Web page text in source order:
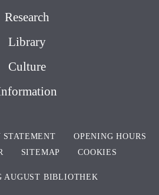
Research
Library
Culture
AUGUST BIBLIOTHEK
STATEMENT
OPENING HOURS
SITEMAP COOKIES